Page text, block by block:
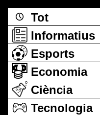
Tot
Informatius
Esports
Economia
Ciència
Tecnologia